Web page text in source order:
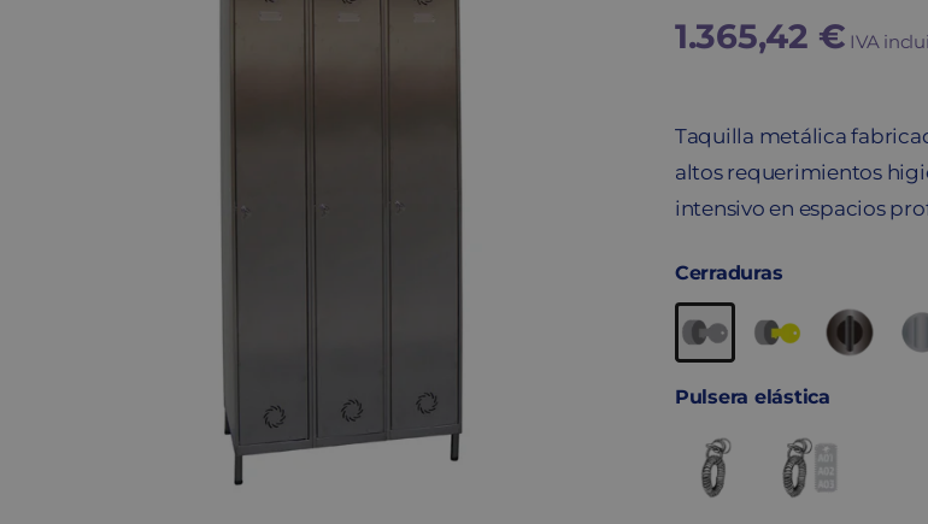
1.365,42 € IVA
Taquilla metálica
altos requerimientos
intensivo en espacios
Cerraduras
Pulsera elástica